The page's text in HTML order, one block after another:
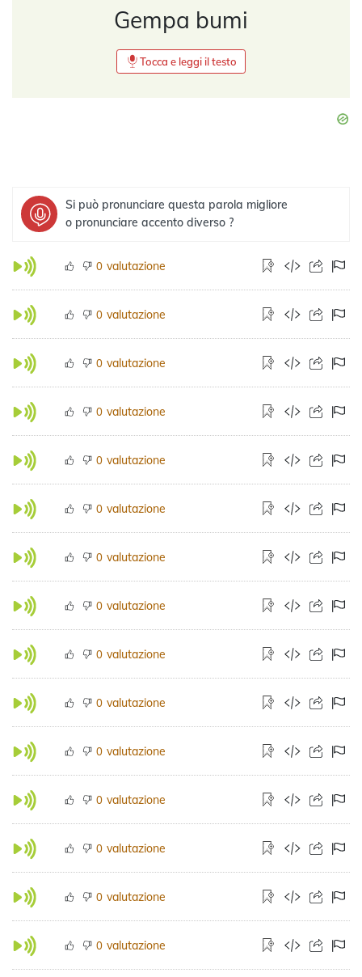
Gempa bumi
Tocca e leggi il testo
Si può pronunciare questa parola migliore
o pronunciare accento diverso ?
0 valutazione
0 valutazione
0 valutazione
0 valutazione
0 valutazione
0 valutazione
0 valutazione
0 valutazione
0 valutazione
0 valutazione
0 valutazione
0 valutazione
0 valutazione
0 valutazione
0 valutazione